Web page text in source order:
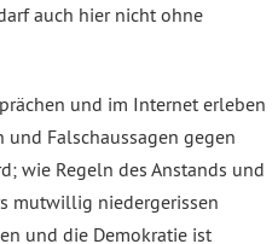
auch hier nicht ohne
und im Internet erleben
Falschaussagen gegen
wie Regeln des Anstands und
mutwillig niedergerissen
und die Demokratie ist